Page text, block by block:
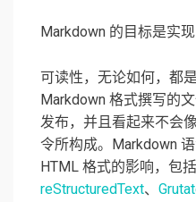
Markdown 的目标是实
可读性，无论如何，都
Markdown 格式撰写的
发布，并且看起来不会
令所构成。Markdown
HTML 格式的影响，包括
reStructuredText、